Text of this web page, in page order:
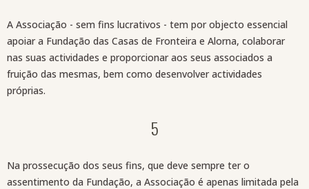
A Associação - sem fins lucrativos - tem por objecto essencial
apoiar a Fundação das Casas de Fronteira e Alorna, colaborar
nas suas actividades e proporcionar aos seus associados a
fruição das mesmas, bem como desenvolver actividades
próprias.
5
Na prossecução dos seus fins, que deve sempre ter o
assentimento da Fundação, a Associação é apenas limitada pela